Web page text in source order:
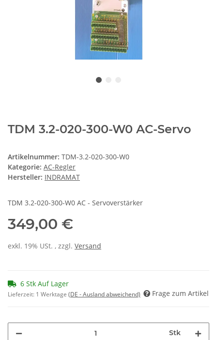
TDM 3.2-020-300-W0 AC-Servo
Artikelnummer: TDM-3.2-020-300-W0
Kategorie: AC-Regler
Hersteller: INDRAMAT
TDM 3.2-020-300-W0 AC - Servoverstärker
349,00 €
exkl. 19% USt. , zzgl. Versand
6 Stk Auf Lager
Lieferzeit: 1 Werktage (DE - Ausland abweichend) Frage zum Artikel
Stk